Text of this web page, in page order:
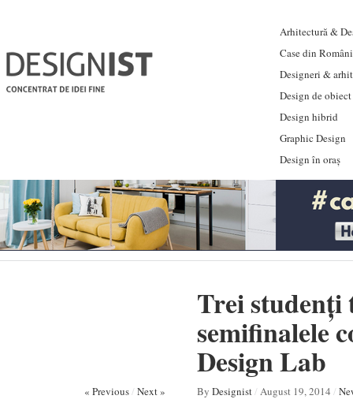
Arhitectură &
Case din
Designeri &
Design de obiect
Design hibrid
Graphic Design
Design în oraș
Trei studenți
semifinalele
Design Lab
« Previous/ Next » By Designist/ August 19, 2014 /